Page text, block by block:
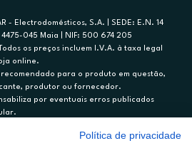
- Electrodomésticos, S.A. | SEDE: E.N. 14
045 Maia | NIF: 500 674 205
os preços incluem I.V.A. à taxa legal
online.
para o produto em questão,
produtor ou fornecedor.
por eventuais erros publicados
reembolsado em 12 meses, TAN
Política de privacidade